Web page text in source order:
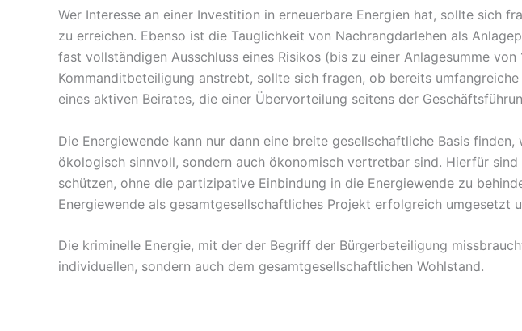
Wer Interesse an einer Investition in erneuerbare Energien hat, sollte sich
zu erreichen. Ebenso ist die Tauglichkeit von Nachrangdarlehen als
fast vollständigen Ausschluss eines Risikos (bis zu einer Anlagesumme
Kommanditbeteiligung anstrebt, sollte sich fragen, ob bereits
eines aktiven Beirates, die einer Übervorteilung seitens der
Die Energiewende kann nur dann eine breite gesellschaftliche Basis
ökologisch sinnvoll, sondern auch ökonomisch vertretbar sind. Hierfür
schützen, ohne die partizipative Einbindung in die Energiewende zu
Energiewende als gesamtgesellschaftliches Projekt erfolgreich umgesetzt
Die kriminelle Energie, mit der der Begriff der Bürgerbeteiligung
individuellen, sondern auch dem gesamtgesellschaftlichen Wohlstand.